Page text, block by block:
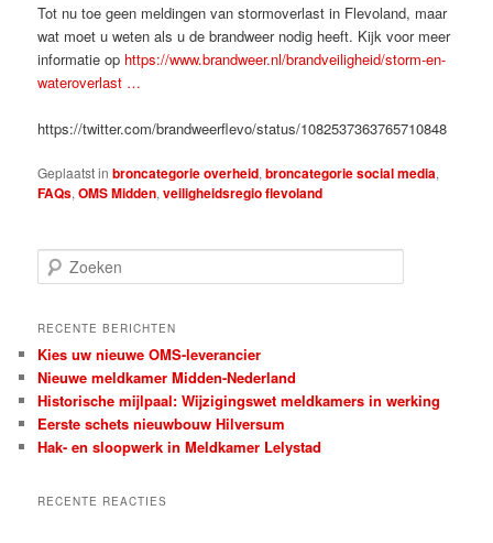
Tot nu toe geen meldingen van stormoverlast in Flevoland, maar
wat moet u weten als u de brandweer nodig heeft. Kijk voor meer
informatie op https://www.brandweer.nl/brandveiligheid/storm-en-
wateroverlast …
https://twitter.com/brandweerflevo/status/1082537363765710848
Geplaatst in broncategorie overheid,broncategorie social media,
FAQs,OMS Midden,veiligheidsregio flevoland
o
k
n
RECENTE BERICHTEN
Kies uw nieuwe OMS-leverancier
Nieuwe meldkamer Midden-Nederland
Historische mijlpaal: Wijzigingswet meldkamers in werking
Eerste schets nieuwbouw Hilversum
Hak- en sloopwerk in Meldkamer Lelystad
RECENTE REACTIES